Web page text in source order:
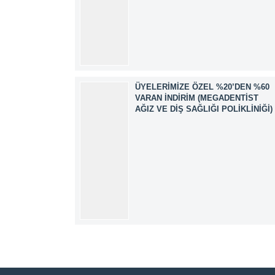
ÜYELERIMIZE ÖZEL %20’DEN %60
VARAN İNDIRIM (MEGADENTIST
AĞIZ VE DIŞ SAĞLIĞI POLIKLINIĞI)